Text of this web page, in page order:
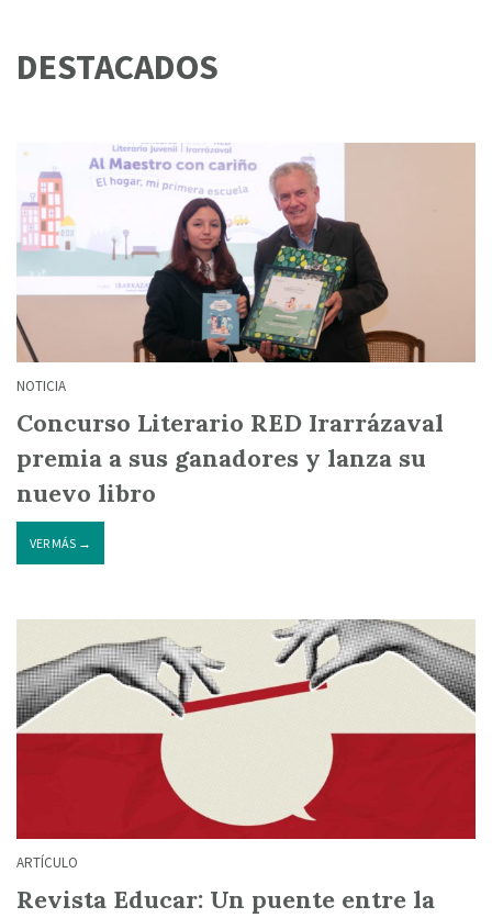
DESTACADOS
NOTICIA
Concurso Literario RED Irarrázaval
premia a sus ganadores y lanza su
nuevo libro
VER MÁS →
ARTÍCULO
Revista Educar: Un puente entre la